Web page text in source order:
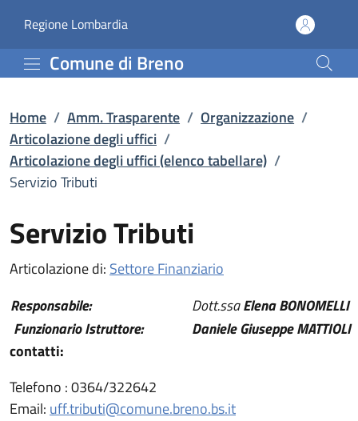
Servizio Tributi |
Regione Lombardia(apre in un'altra scheda).
Comune di Breno
Home / Amm. Trasparente / Organizzazione /
Articolazione degli uffici /
Articolazione degli uffici (elenco tabellare) /
Servizio Tributi
Servizio Tributi
Articolazione di: Settore Finanziario
Responsabile:
Dott.ssaElena BONOMELLI
Funzionario Istruttore:
Daniele Giuseppe MATTIOLI
contatti:
Telefono : 0364/322642
Email:uff.tributi@comune.breno.bs.it